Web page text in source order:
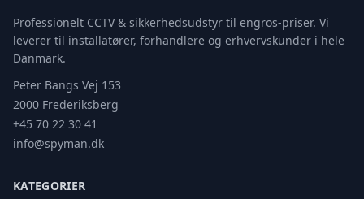
Professionelt CCTV & sikkerhedsudstyr til engros-priser. Vi
leverer til installatører, forhandlere og erhvervskunder i hele
Danmark.
Peter Bangs Vej 153
2000 Frederiksberg
+45 70 22 30 41
info@spyman.dk
KATEGORIER